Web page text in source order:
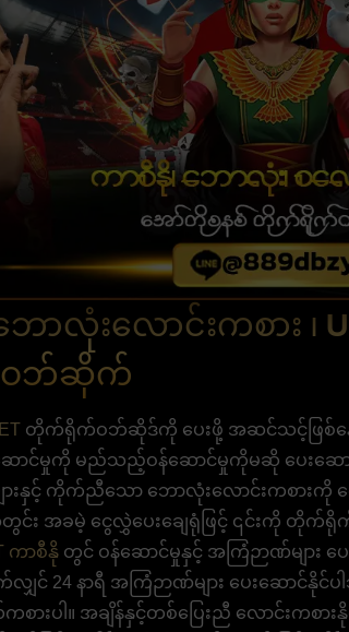
ာလုံးလောင်းကစား ၊
ဘ်ဆိုက်
တိုက်ရိုက်ဝဘ်ဆိုဒ်ကို ပေးဖို့ အဆင်သင့်ဖြစ်နေ
ောင်မှုကို မည်သည့်ဝန်ဆောင်မှုကိုမဆို ပေးဆောင်
နှင့် ကိုက်ညီသော ဘောလုံးလောင်းကစားကို ရွေ
တွင်း အခမဲ့ ငွေလွှဲပေးချေရုံဖြင့် ၎င်းကို
ကာစီနို တွင် ဝန်ဆောင်မှုနှင့် အကြံဉာဏ်များ
ျှင် 24 နာရီ အကြံဉာဏ်များ ပေးဆောင်နိုင်
ယ်ကစားပါ။ အချိန်နှင့်တစ်ပြေးညီ လောင်းကစ